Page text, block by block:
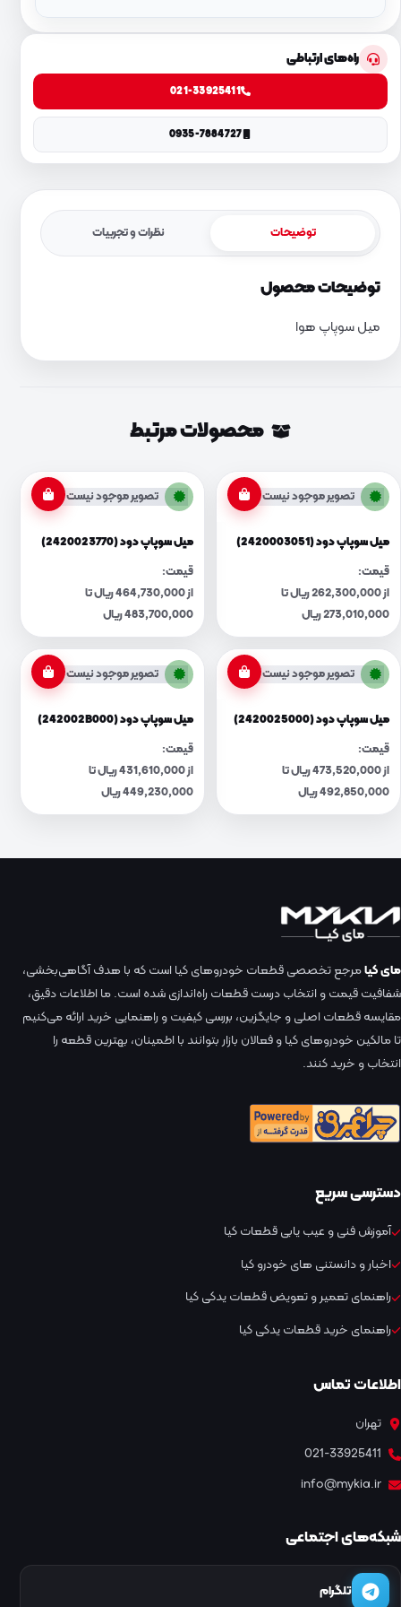
راه‌های ارتباطی
021-33925411
0935-7884727
توضیحات نظرات و تجربیات
توضیحات محصول
میل سوپاپ هوا
محصولات مرتبط
تصویر موجود نیست
میل سوپاپ دود (2420003051)
قیمت:
از 262,300,000 ریال تا
273,010,000 ریال
تصویر موجود نیست
میل سوپاپ دود (2420023770)
قیمت:
از 464,730,000 ریال تا
483,700,000 ریال
تصویر موجود نیست
میل سوپاپ دود (2420025000)
قیمت:
از 473,520,000 ریال تا
492,850,000 ریال
تصویر موجود نیست
میل سوپاپ دود (242002B000)
قیمت:
از 431,610,000 ریال تا
449,230,000 ریال
مای کیامرجع تخصصی قطعات خودروهای کیا است که با هدف آگاهی‌بخشی،
شفافیت قیمت و انتخاب درست قطعات راه‌اندازی شده است. ما اطلاعات دقیق،
مقایسه قطعات اصلی و جایگزین، بررسی کیفیت و راهنمایی خرید ارائه می‌کنیم
تا مالکین خودروهای کیا و فعالان بازار بتوانند با اطمینان، بهترین قطعه را
انتخاب و خرید کنند.
دسترسی سریع
آموزش فنی و عیب یابی قطعات کیا
اخبار و دانستنی های خودرو کیا
راهنمای تعمیر و تعویض قطعات یدکی کیا
راهنمای خرید قطعات یدکی کیا
اطلاعات تماس
تهران
021-33925411
info@mykia.ir
شبکه‌های اجتماعی
تلگرام